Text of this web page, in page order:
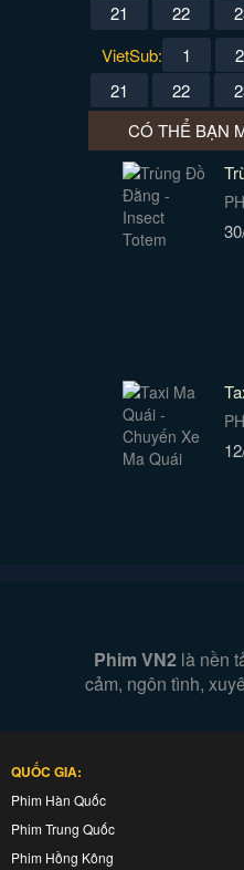
21
22
VietSub:
1 2
21
22
CÓ THỂ BẠN
Phim VN2 là nền
cảm, ngôn tình,
QUỐC GIA:
Phim Hàn Quốc
Phim Trung Quốc
Phim Hồng Kông